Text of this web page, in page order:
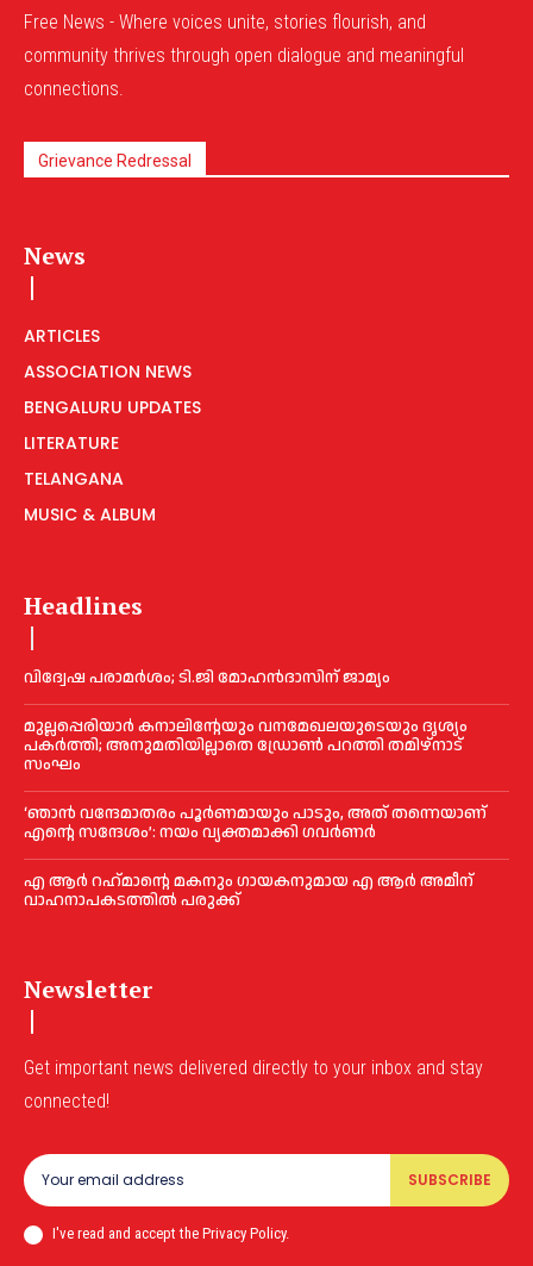
Free News - Where voices unite, stories flourish, and
community thrives through open dialogue and meaningful
connections.
Grievance Redressal
News
ARTICLES
ASSOCIATION NEWS
BENGALURU UPDATES
LITERATURE
TELANGANA
MUSIC & ALBUM
Headlines
വിദ്വേഷ പരാമര്‍ശം; ടി.ജി മോഹന്‍ദാസിന് ജാമ്യം
മുല്ലപ്പെരിയാര്‍ കനാലിൻ്റേയും വനമേഖലയുടെയും ദൃശ്യം
പകര്‍ത്തി; അനുമതിയില്ലാതെ ഡ്രോണ്‍ പറത്തി തമിഴ്നാട്
സംഘം
‘ഞാൻ വന്ദേമാതരം പൂര്‍ണമായും പാടും, അത് തന്നെയാണ്
എന്റെ സന്ദേശം’: നയം വ്യക്തമാക്കി ഗവര്‍ണര്‍
എ ആര്‍ റഹ്‌മാന്റെ മകനും ഗായകനുമായ എ ആര്‍ അമീന്
വാഹനാപകടത്തില്‍ പരുക്ക്
Newsletter
Get important news delivered directly to your inbox and stay
connected!
SUBSCRIBE
I've read and accept the Privacy Policy.